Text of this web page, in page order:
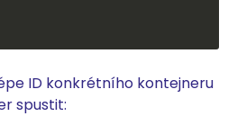
ID konkrétního kontejneru
spustit: